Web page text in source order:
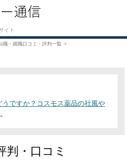
イト
職・就職口コミ・評判一覧
うですか？コスモス薬品の社風や
判・口コミ